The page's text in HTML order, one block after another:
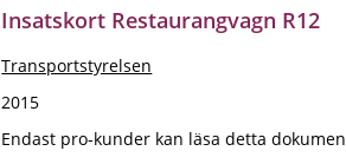
Insatskort Restaurangvagn R12
Transportstyrelsen
2015
Endast pro-kunder kan läsa detta